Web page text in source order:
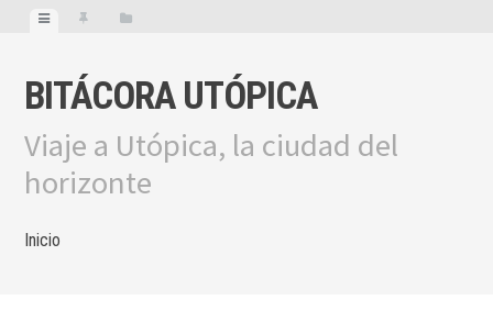
BITÁCORA UTÓPICA
Viaje a Utópica, la ciudad del
horizonte
Inicio